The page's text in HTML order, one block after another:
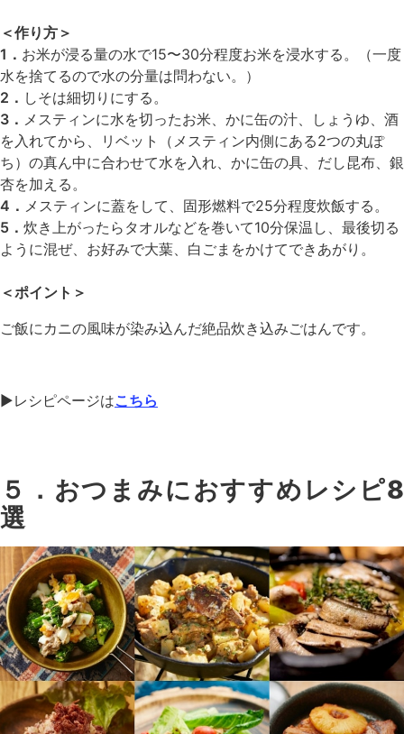
＜作り方＞
1． お米が浸る量の水で15〜30分程度お米を浸水する。（一度
水を捨てるので水の分量は問わない。）
2． しそは細切りにする。
3． メスティンに水を切ったお米、かに缶の汁、しょうゆ、酒
を入れてから、リベット（メスティン内側にある2つの丸ぽ
ち）の真ん中に合わせて水を入れ、かに缶の具、だし昆布、銀
杏を加える。
4． メスティンに蓋をして、固形燃料で25分程度炊飯する。
5． 炊き上がったらタオルなどを巻いて10分保温し、最後切る
ように混ぜ、お好みで大葉、白ごまをかけてできあがり。
＜ポイント＞
ご飯にカニの風味が染み込んだ絶品炊き込みごはんです。
▶︎レシピページはこちら
５．おつまみにおすすめレシピ8
選